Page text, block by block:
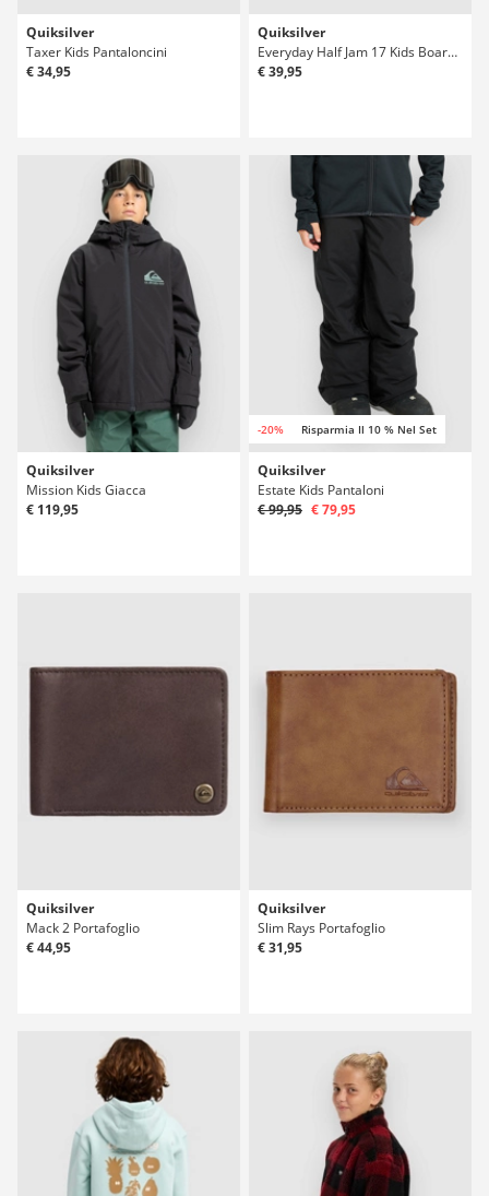
Quiksilver
Taxer Kids Pantaloncini
€ 34,95
Quiksilver
Everyday Half Jam 17 Kids Boardshorts
€ 39,95
Quiksilver
Mission Kids Giacca
€ 119,95
-20% Risparmia Il 10 % Nel Set
Quiksilver
Estate Kids Pantaloni
€ 99,95 € 79,95
Quiksilver
Mack 2 Portafoglio
€ 44,95
Quiksilver
Slim Rays Portafoglio
€ 31,95